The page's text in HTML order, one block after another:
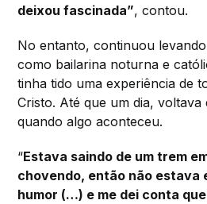
deixou fascinada”, contou.
No entanto, continuou
como bailarina noturna e
tinha tido uma experiência de
Cristo. Até que um dia,
quando algo aconteceu.
“Estava saindo de um trem
chovendo, então não estava
humor (…) e me dei conta